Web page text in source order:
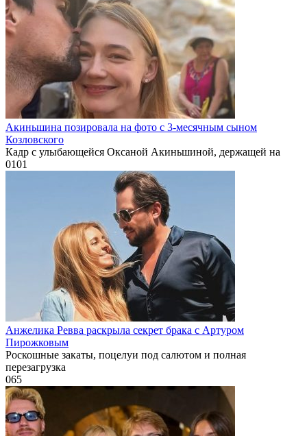
Акиньшина позировала на фото с 3-месячным сыном
Козловского
Кадр с улыбающейся Оксаной Акиньшиной, держащей на
0101
Анжелика Ревва раскрыла секрет брака с Артуром
Пирожковым
Роскошные закаты, поцелуи под салютом и полная
перезагрузка
065